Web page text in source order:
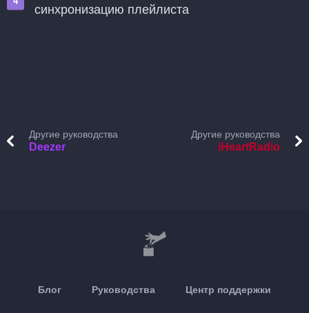
синхронизацию плейлиста
Другие руководства
Deezer
Другие руководства
iHeartRadio
Блог Руководства Центр поддержки